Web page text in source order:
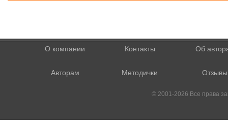
О компании Контакты Об
Авторам Методички Отзывы
© 2001-2026 Все права